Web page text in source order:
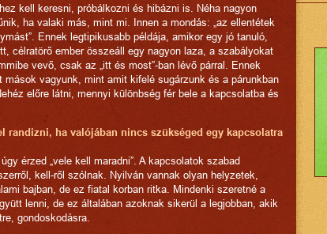
kell keresni, próbálkozni és hibázni is. Néha nagyon
ha valaki más, mint mi. Innen a mondás: „az ellentétek
Ennek legtipikusabb példája, amikor egy jó tanuló,
célratörő ember összeáll egy nagyon laza, a szabályokat
vevő, csak az „itt és most”-ban lévő párral. Ennek
vagyunk, mint amit kifelé sugárzunk és a párunkban
előre látni, mennyi különbség fér bele a kapcsolatba és
randizni, ha valójában nincs szükséged egy kapcsolatra
érzed „vele kell maradni”. A kapcsolatok szabad
kell-ről szólnak. Nyilván vannak olyan helyzetek,
bajban, de ez fiatal korban ritka. Mindenki szeretné a
lenni, de ez általában azoknak sikerül a legjobban, akik
gondoskodásra.